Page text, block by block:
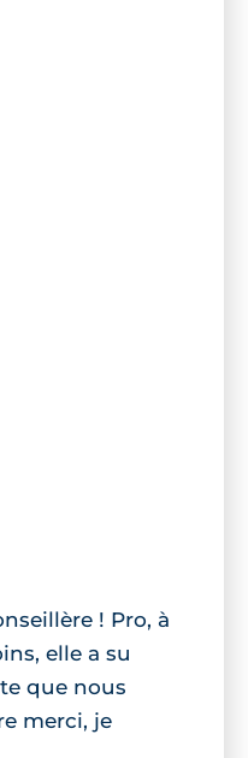
! Pro, à
elle a su
que nous
merci, je